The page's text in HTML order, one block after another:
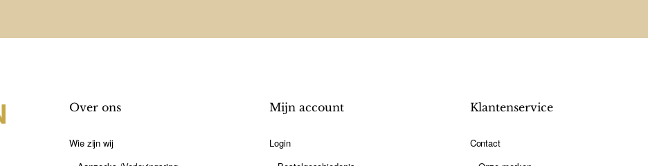
Over ons
Wie zijn wij
Mijn account
Login
Klantenservice
Contact